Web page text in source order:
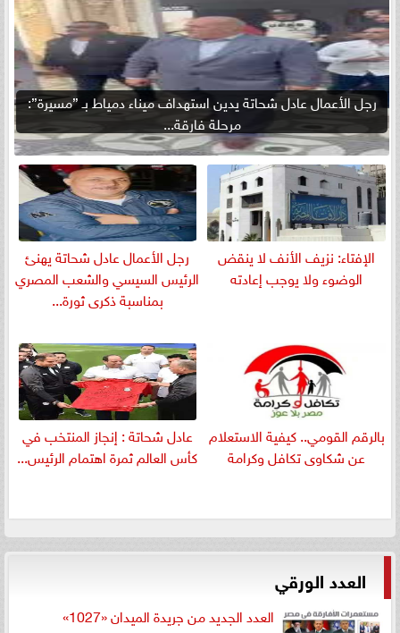
رجل الأعمال عادل شحاتة يدين استهداف ميناء دمياط بـ ”مسيرة”:
مرحلة فارقة...
الإفتاء: نزيف الأنف لا ينقض
الوضوء ولا يوجب إعادته
رجل الأعمال عادل شحاتة يهنئ
الرئيس السيسي والشعب المصري
بمناسبة ذكرى ثورة...
بالرقم القومي.. كيفية الاستعلام
عن شكاوى تكافل وكرامة
عادل شحاتة : إنجاز المنتخب في
كأس العالم ثمرة اهتمام الرئيس...
العدد الورقي
العدد الجديد من جريدة الميدان «1027»